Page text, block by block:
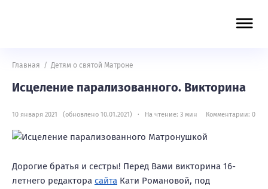
Главная / Детям о святой Матроне
Исцеление парализованного. Викторина
10 января 2021 (обновлено 10.01.2021) · На чтение: 3 мин Комментарии: 0
Дорогие братья и сестры! Перед Вами викторина 16-
летнего редактора сайта Кати Романовой, под